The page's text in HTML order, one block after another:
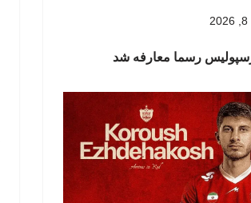
رسما معارفه شد